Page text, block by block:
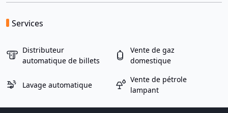
Services
Distributeur
automatique de billets
Vente de gaz
domestique
Lavage automatique
Vente de pétrole
lampant